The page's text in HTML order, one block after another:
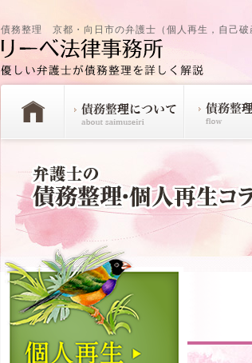
債務整理 京都・向日市の弁護士（個人再生，自己破